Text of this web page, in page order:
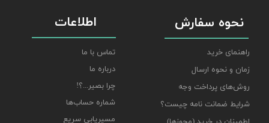
نحوه سفارش
راهنمای خرید
زمان و نحوه ارسال
روش‌های پرداخت وجه
شرایط ضمانت نامه چیست؟
اطلاعات
تماس با ما
درباره ما
چرا بصیر...؟!
شماره حساب‌ها
مسیریابی سریع